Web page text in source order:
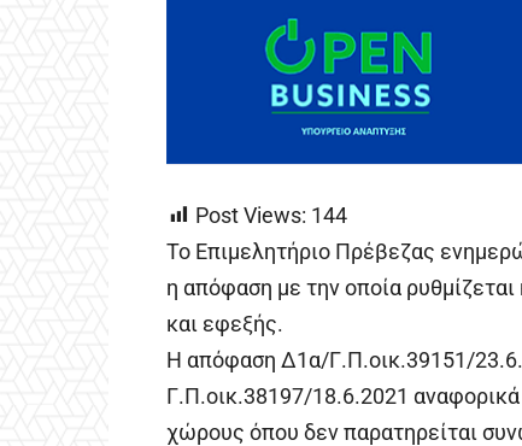
Post Views: 144
Το Επιμελητήριο Πρέβεζας
η απόφαση με την οποία
και εφεξής.
Η απόφαση Δ1α/Γ.Π.οικ.39151/
Γ.Π.οικ.38197/18.6.2021
χώρους όπου δεν παρατηρείται